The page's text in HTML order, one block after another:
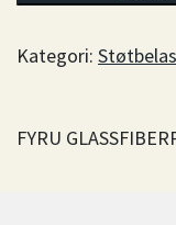
Kategori:
FYRU